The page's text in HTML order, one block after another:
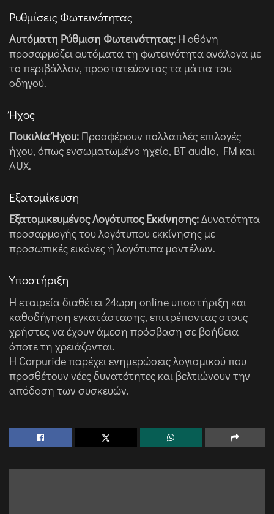
Ρυθμίσεις Φωτεινότητας
Αυτόματη Ρύθμιση Φωτεινότητας: Η οθόνη
προσαρμόζει αυτόματα τη φωτεινότητα ανάλογα με
το περιβάλλον, προστατεύοντας τα μάτια του
οδηγού.
Ήχος
Ποικιλία Ήχου: Προσφέρουν πολλαπλές επιλογές
ήχου, όπως ενσωματωμένο ηχείο, BT audio, FM και
AUX.
Εξατομίκευση
Εξατομικευμένος Λογότυπος Εκκίνησης:Δυνατότητα
προσαρμογής του λογότυπου εκκίνησης με
προσωπικές εικόνες ή λογότυπα μοντέλων.
Υποστήριξη
Η εταιρεία διαθέτει 24ωρη online υποστήριξη και
καθοδήγηση εγκατάστασης, επιτρέποντας στους
χρήστες να έχουν άμεση πρόσβαση σε βοήθεια
όποτε τη χρειάζονται.
Η Carpuride παρέχει ενημερώσεις λογισμικού που
προσθέτουν νέες δυνατότητες και βελτιώνουν την
απόδοση των συσκευών.